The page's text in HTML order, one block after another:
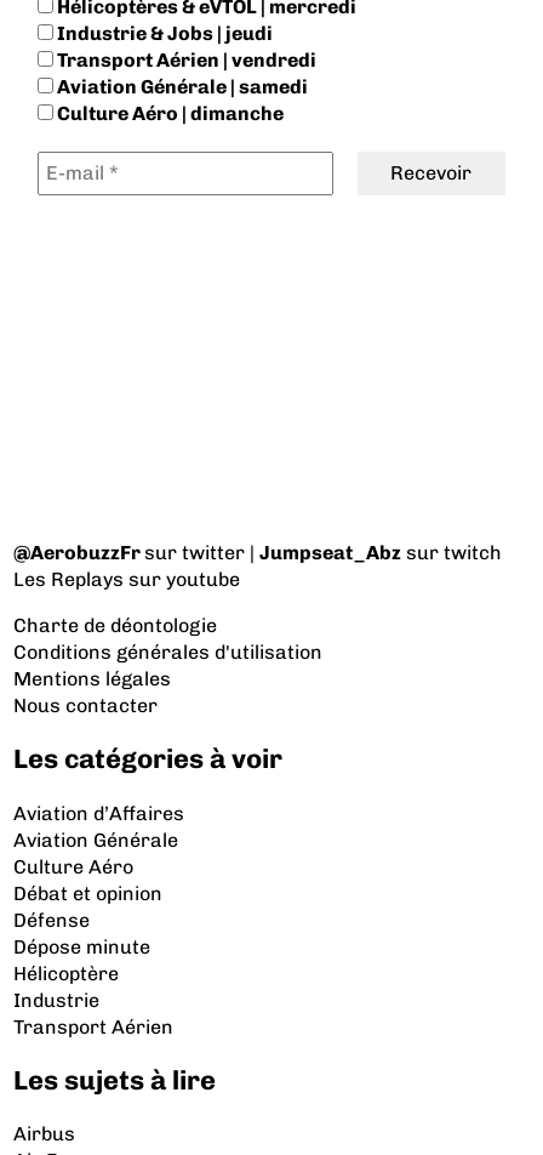
Hélicoptères & eVTOL | mercredi
Industrie & Jobs | jeudi
Transport Aérien | vendredi
Aviation Générale | samedi
Culture Aéro | dimanche
@AerobuzzFrsur twitter |Jumpseat_Abz sur twitch
Les Replays sur youtube
Charte de déontologie
Conditions générales d'utilisation
Mentions légales
Nous contacter
Les catégories à voir
Aviation d’Affaires
Aviation Générale
Culture Aéro
Débat et opinion
Défense
Dépose minute
Hélicoptère
Industrie
Transport Aérien
Les sujets à lire
Airbus